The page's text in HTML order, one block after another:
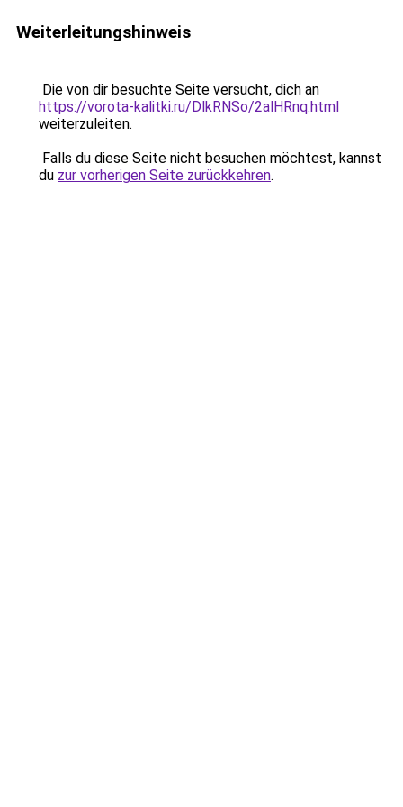
Weiterleitungshinweis
Die von dir besuchte Seite versucht, dich an
https://vorota-kalitki.ru/DlkRNSo/2alHRnq.html
weiterzuleiten.
Falls du diese Seite nicht besuchen möchtest, kannst
du zur vorherigen Seite zurückkehren.